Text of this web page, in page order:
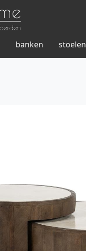
banken stoelen